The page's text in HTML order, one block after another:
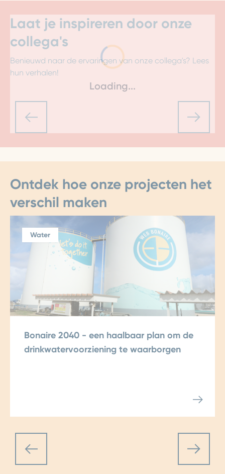
Loading...
Laat je inspireren door onze
collega's
Benieuwd naar de ervaringen van onze collega's? Lees
hun verhalen!
Ontdek hoe onze projecten het
verschil maken
Water
Bonaire 2040 - een haalbaar plan om de
drinkwatervoorziening te waarborgen